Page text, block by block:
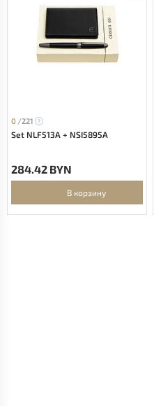
0 /221
Set NLF513A + NSI5895A
284.42 BYN
В корзину